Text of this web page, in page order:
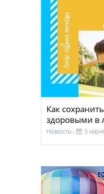
Как
здоровыми в
Новость: 5